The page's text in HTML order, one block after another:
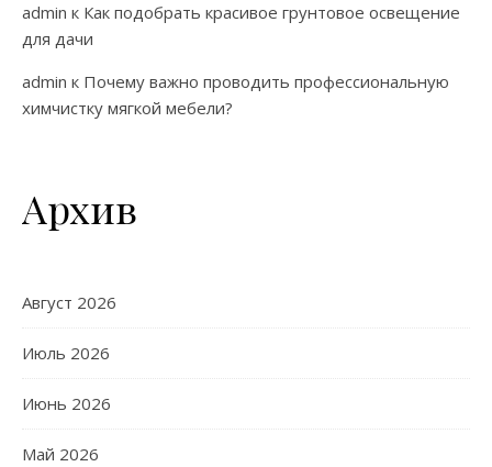
admin к Как подобрать красивое грунтовое освещение
для дачи
admin к Почему важно проводить профессиональную
химчистку мягкой мебели?
Архив
Август 2026
Июль 2026
Июнь 2026
Май 2026